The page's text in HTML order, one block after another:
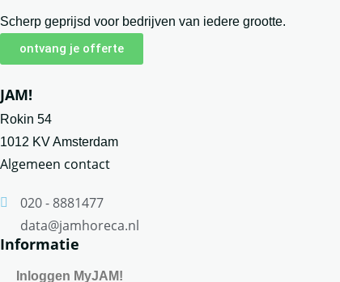
Scherp geprijsd voor bedrijven van iedere grootte.
ontvang je offerte
JAM!
Rokin 54
1012 KV Amsterdam
Algemeen contact
020 - 8881477
data@jamhoreca.nl
Informatie
Inloggen MyJAM!